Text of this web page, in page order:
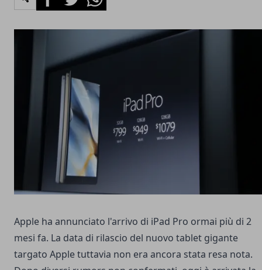
Apple ha annunciato l'arrivo di iPad Pro ormai più di 2
mesi fa. La data di rilascio del nuovo tablet gigante
targato Apple tuttavia non era ancora stata resa nota.